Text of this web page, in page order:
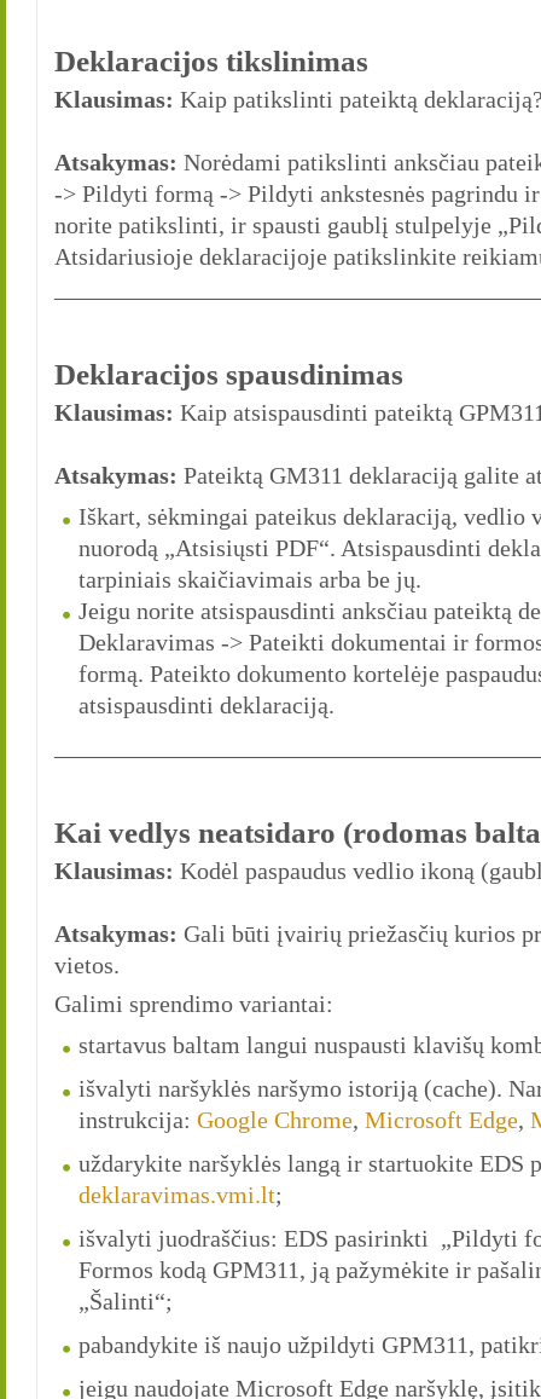
Deklaracijos tikslinimas
Klausimas: Kaip patikslinti pateiktą
Atsakymas: Norėdami patikslinti anksčiau
-> Pildyti formą -> Pildyti ankstesnės pagrindu
norite patikslinti, ir spausti gaublį stulpelyje
Atsidariusioje deklaracijoje patikslinkite
Deklaracijos spausdinimas
Klausimas: Kaip atsispausdinti pateiktą
Atsakymas: Pateiktą GM311 deklaraciją galite
Iškart, sėkmingai pateikus deklaraciją, vedlio
nuorodą „Atsisiųsti PDF“. Atsispausdinti
tarpiniais skaičiavimais arba be jų.
Jeigu norite atsispausdinti anksčiau pateiktą
Deklaravimas -> Pateikti dokumentai ir
formą. Pateikto dokumento kortelėje
atsispausdinti deklaraciją.
Kai vedlys neatsidaro (rodomas
Klausimas: Kodėl paspaudus vedlio ikoną
Atsakymas: Gali būti įvairių priežasčių kurios
vietos.
Galimi sprendimo variantai:
startavus baltam langui nuspausti klavišų
išvalyti naršyklės naršymo istoriją (cache).
instrukcija: Google Chrome, Microsoft Edge,
uždarykite naršyklės langą ir startuokite EDS
deklaravimas.vmi.lt;
išvalyti juodraščius: EDS pasirinkti „Pildyti
Formos kodą GPM311, ją pažymėkite ir
„Šalinti“;
pabandykite iš naujo užpildyti GPM311,
jeigu naudojate Microsoft Edge naršyklę,